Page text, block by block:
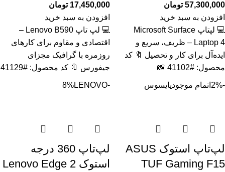
57,300,000 تومان
افزودن به سبد خرید
💻 لپتاپ Microsoft Surface
Laptop 4 – ظریف، سریع و
ایده‌آل برای کار و تحصیل 🔖 کد
محصول: #41102 📸
17,450,000 تومان
افزودن به سبد خرید
💻 لپ تاپ Lenovo B590 –
اقتصادی و مقاوم برای کارهای
روزمره با گرافیک مجزای
جیفورس 🔖 کد محصول: #41129
-2% اتمام موجودیایسوس
لپ‌تاپ استوک ASUS
TUF Gaming F15
-8%
LENOVO
لپ‌تاپ 360 درجه
استوک Lenovo Edge 2